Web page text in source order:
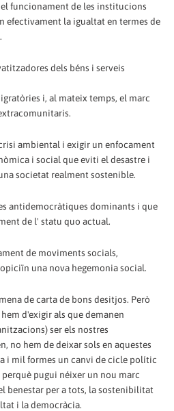
funcionament de les institucions
efectivament la igualtat en termes de
dels béns i serveis
i, al mateix temps, el marc
ambiental i exigir un enfocament
i social que eviti el desastre i
societat realment sostenible.
antidemocràtiques dominants i que
de l' statu quo actual.
de moviments socials,
una nova hegemonia social.
de carta de bons desitjos. Però
d'exigir als que demanen
ser els nostres
no hem de deixar sols en aquestes
i mil formes un canvi de cicle polític
pugui néixer un nou marc
benestar per a tots, la sostenibilitat
i la democràcia.